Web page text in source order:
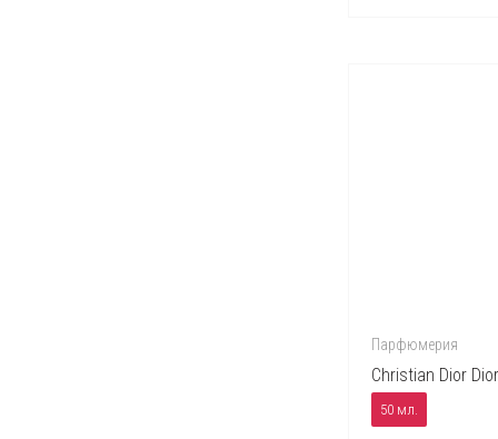
Парфюмерия
Christian Dior
50 мл.